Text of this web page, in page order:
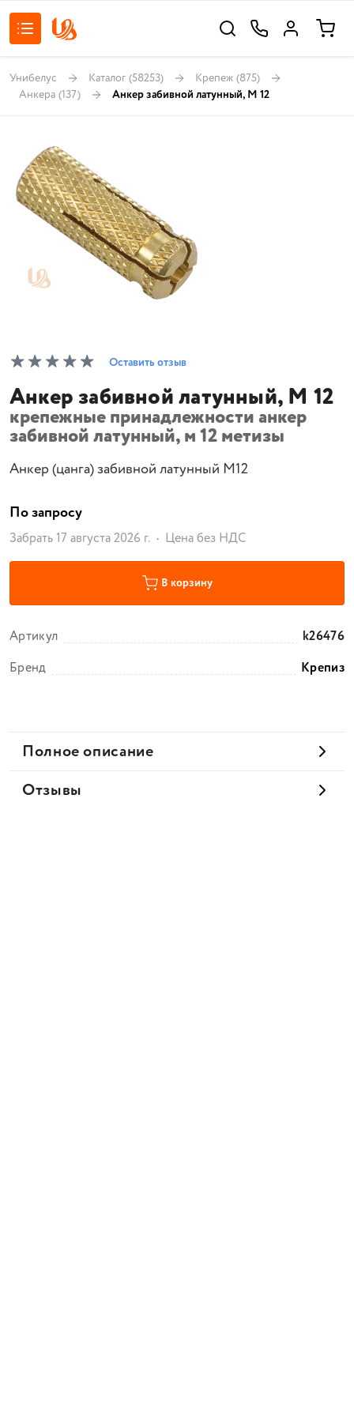
Унибелус Каталог (58253) Крепеж (875)
Анкера (137) Анкер забивной латунный, М 12
Оставить отзыв
Анкер забивной латунный, М 12
крепежные принадлежности анкер
забивной латунный, м 12 метизы
Анкер (цанга) забивной латунный М12
По запросу
Забрать 17 августа 2026 г. Цена без НДС
В корзину
Артикул
k26476
Бренд
Крепиз
Полное описание
Отзывы